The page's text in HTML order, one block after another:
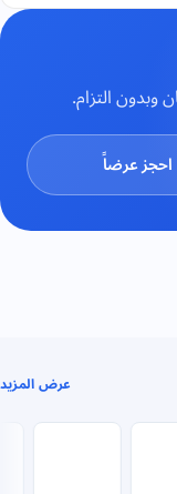
احجز عرضاً
عرض المزيد